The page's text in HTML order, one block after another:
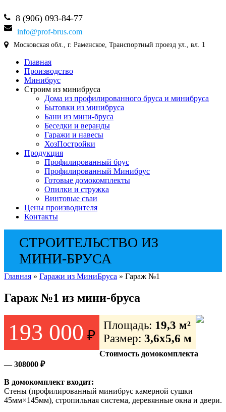
8 (906) 093-84-77
info@prof-brus.com
Московская обл., г. Раменское, Транспортный проезд ул., вл. 1
Главная
Производство
Минибрус
Строим из минибруса
Дома из профилированного бруса и минибруса
Бытовки из минибруса
Бани из мини-бруса
Беседки и веранды
Гаражи и навесы
ХозПостройки
Продукция
Профилированный брус
Профилированный Минибрус
Готовые домокомплекты
Опилки и стружка
Винтовые сваи
Цены производителя
Контакты
СТРОИТЕЛЬСТВО ИЗ
МИНИ-БРУСА
Главная » Гаражи из МиниБруса » Гараж №1
Гараж №1 из мини-бруса
193 000 ₽
Площадь: 19,3 м²
Размер: 3,6х5,6 м
Стоимость домокомплекта
— 308000 ₽
В домокомплект входит:
Стены (профилированный минибрус камерной сушки
45мм×145мм), стропильная система, деревянные окна и двери.